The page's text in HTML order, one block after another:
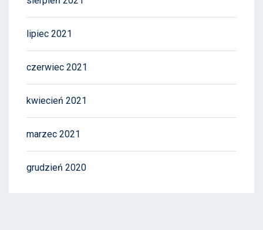
lipiec 2021
czerwiec 2021
kwiecień 2021
marzec 2021
grudzień 2020